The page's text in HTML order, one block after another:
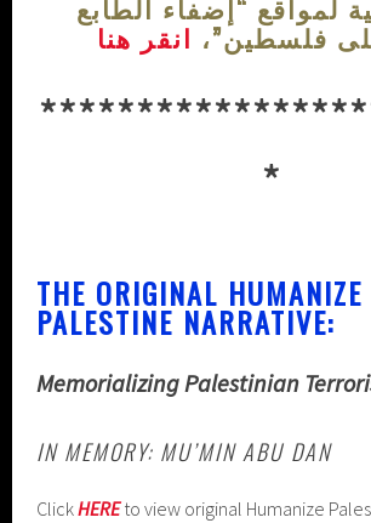
فلسطين”، انقر هنا
*
THE ORIGINAL HUMANIZE
PALESTINE NARRATIVE:
Memorializing Palestinian
IN MEMORY: MU’MIN ABU DAN
ClickHEREto view original Humanize